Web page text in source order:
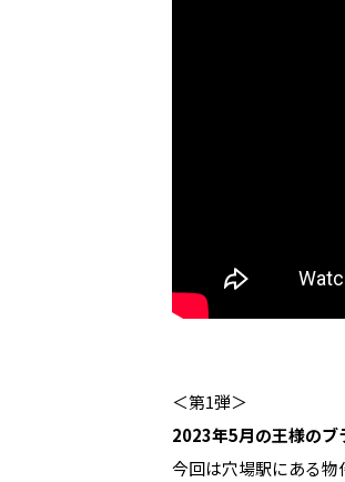
＜第1弾＞
2023年5月の王様のブ
今回は穴場駅にある物